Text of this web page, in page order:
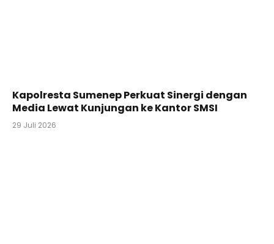
Kapolresta Sumenep Perkuat Sinergi dengan
Media Lewat Kunjungan ke Kantor SMSI
29 Juli 2026